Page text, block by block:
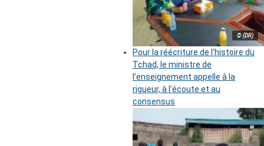
© (DR)
Pour la réécriture de l’histoire du
Tchad, le ministre de
l’enseignement appelle à la
rigueur, à l’écoute et au
consensus